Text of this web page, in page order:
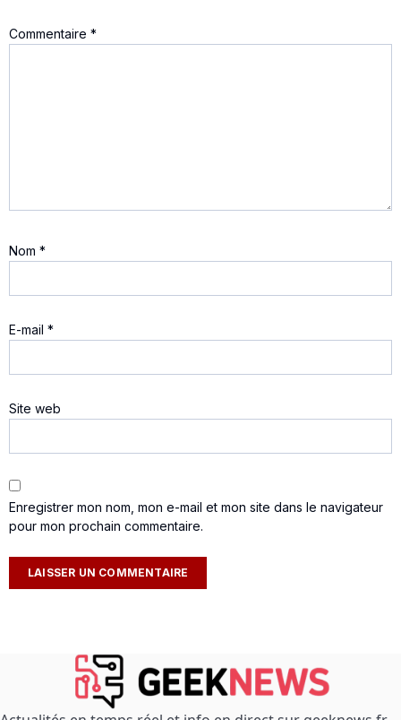
Commentaire *
Nom *
E-mail *
Site web
Enregistrer mon nom, mon e-mail et mon site dans le navigateur
pour mon prochain commentaire.